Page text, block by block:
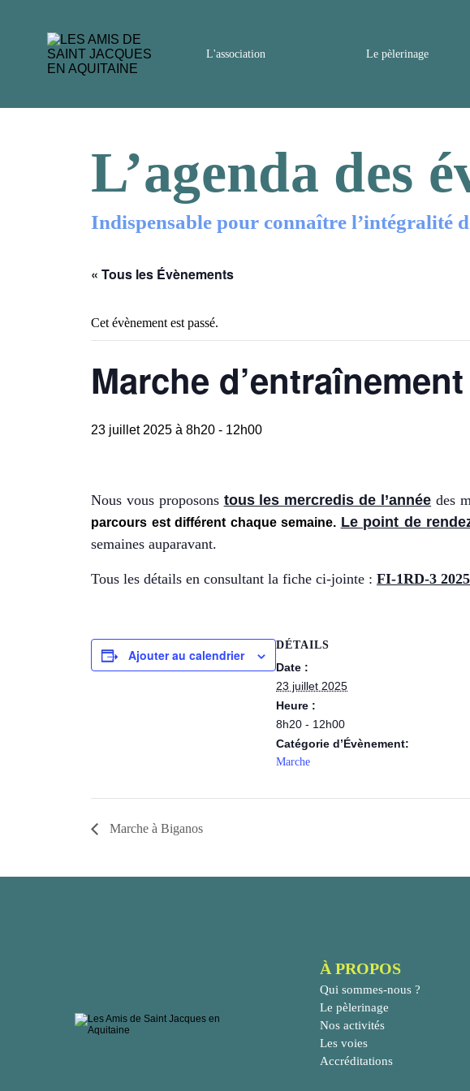
L'association Le pèlerinage
L’agenda des
Indispensable pour connaître l’intégralité
« Tous les Évènements
Cet évènement est passé.
Marche
23 juillet 2025 à 8h20 - 12h00
Nous vous proposons tous les mercredis de l’année des
parcours est différent chaque semaine. Le point de
semaines auparavant.
Tous les détails en consultant la fiche ci-jointe : FI-1RD-3
Ajouter au calendrier
DÉTAILS
Date :
23 juillet 2025
Heure :
8h20 - 12h00
Catégorie d’Évènement:
Marche
Marche à Biganos
À PROPOS
Qui sommes-nous ?
Le pèlerinage
Nos activités
Les voies
Accréditations